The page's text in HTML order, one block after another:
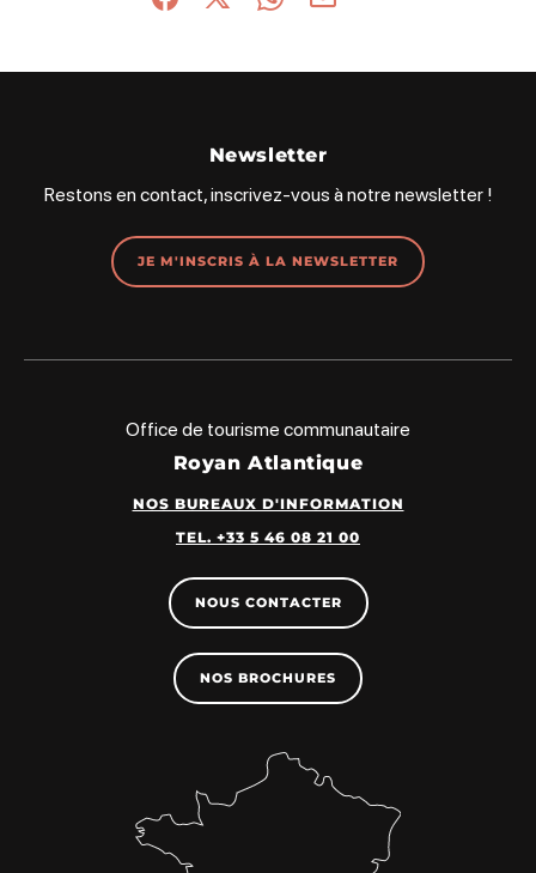
Partager sur Facebook (nouvelle fenêtre)
Partager sur X / Twitter (nouvelle
Partager sur WhatsApp
Partager par mail
Newsletter
Restons en contact, inscrivez-vous à notre newsletter !
JE M'INSCRIS À LA NEWSLETTER
Office de tourisme communautaire
Royan Atlantique
NOS BUREAUX D'INFORMATION
TEL. +33 5 46 08 21 00
NOUS CONTACTER
NOS BROCHURES